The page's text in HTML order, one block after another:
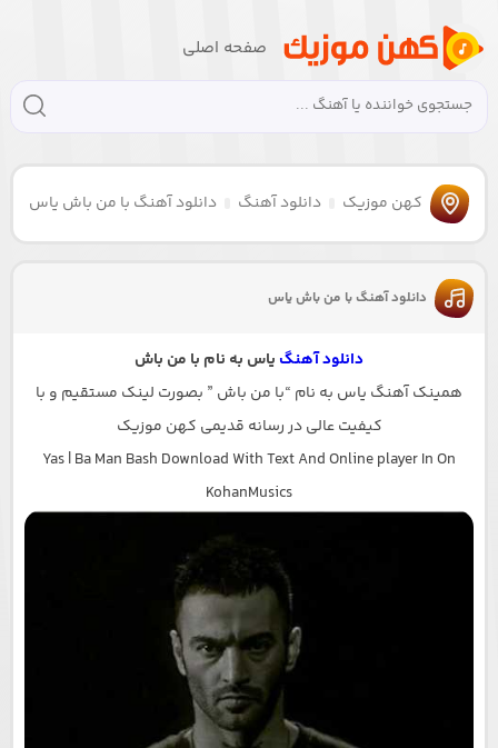
صفحه اصلی
کهن موزیک دانلود آهنگ دانلود آهنگ با من باش یاس
دانلود آهنگ با من باش یاس
دانلود آهنگ یاس به نام با من باش
همینک آهنگ یاس به نام “با من باش ” بصورت لینک مستقیم و با
کیفیت عالی در رسانه قدیمی کهن موزیک
Yas | Ba Man Bash Download With Text And Online player In On
KohanMusics